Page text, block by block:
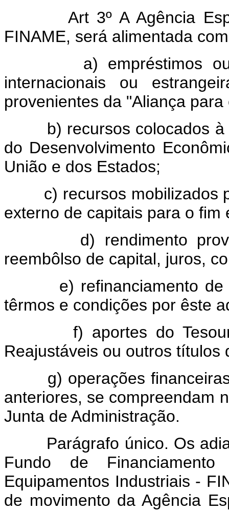
Art 3º A Agência
FINAME, será alimentada
a) empréstimos ou
internacionais ou
provenientes da "Aliança
b) recursos colocados à
do Desenvolvimento
União e dos Estados;
c) recursos mobilizados
externo de capitais para o
d) rendimento
reembôlso de capital, juros,
e) refinanciamento de
têrmos e condições por êste
f) aportes do Tesouro
Reajustáveis ou outros títulos
g) operações financeiras
anteriores, se compreendam
Junta de Administração.
Parágrafo único. Os
Fundo de
Equipamentos Industriais -
de movimento da Agência